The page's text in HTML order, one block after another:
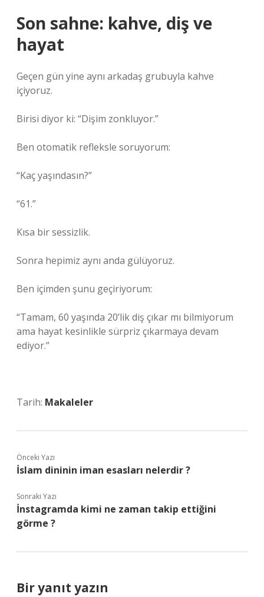
Son sahne: kahve, diş ve
hayat
Geçen gün yine aynı arkadaş grubuyla kahve
içiyoruz.
Birisi diyor ki: “Dişim zonkluyor.”
Ben otomatik refleksle soruyorum:
“Kaç yaşındasın?”
“61.”
Kısa bir sessizlik.
Sonra hepimiz aynı anda gülüyoruz.
Ben içimden şunu geçiriyorum:
“Tamam, 60 yaşında 20’lik diş çıkar mı bilmiyorum
ama hayat kesinlikle sürpriz çıkarmaya devam
ediyor.”
Tarih: Makaleler
Önceki Yazı
İslam dininin iman esasları nelerdir ?
Sonraki Yazı
İnstagramda kimi ne zaman takip ettiğini
görme ?
Bir yanıt yazın